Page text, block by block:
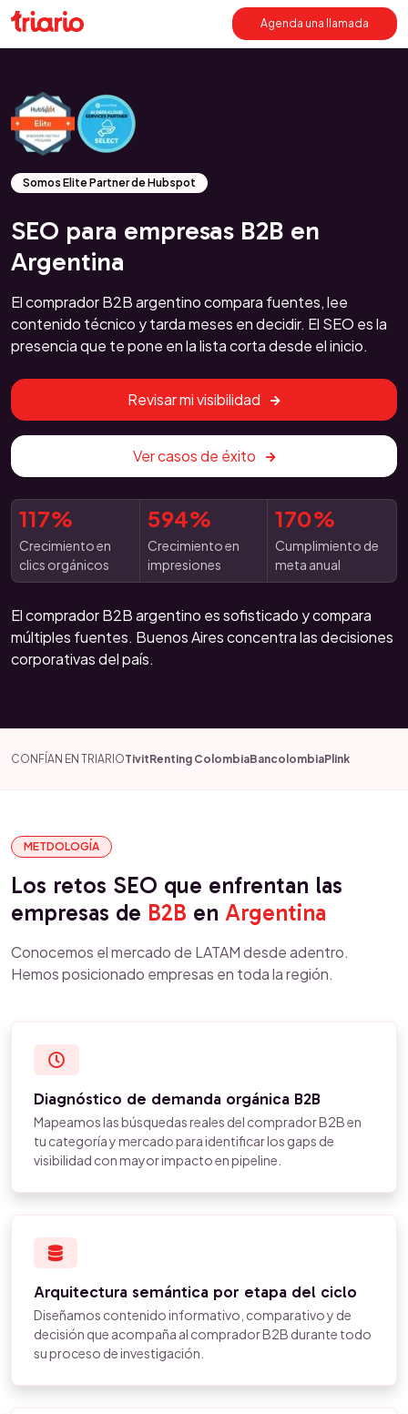
Agenda una llamada
Somos Elite Partner de Hubspot
SEO para empresas B2B en
Argentina
El comprador B2B argentino compara fuentes, lee
contenido técnico y tarda meses en decidir. El SEO es la
presencia que te pone en la lista corta desde el inicio.
Revisar mi visibilidad
Ver casos de éxito
117%
Crecimiento en
clics orgánicos
594%
Crecimiento en
impresiones
170%
Cumplimiento de
meta anual
El comprador B2B argentino es sofisticado y compara
múltiples fuentes. Buenos Aires concentra las decisiones
corporativas del país.
CONFÍAN EN TRIARIOTivitRenting ColombiaBancolombiaPlink
METDOLOGÍA
Los retos SEO que enfrentan las
empresas de B2B en Argentina
Conocemos el mercado de LATAM desde adentro.
Hemos posicionado empresas en toda la región.
Diagnóstico de demanda orgánica B2B
Mapeamos las búsquedas reales del comprador B2B en
tu categoría y mercado para identificar los gaps de
visibilidad con mayor impacto en pipeline.
Arquitectura semántica por etapa del ciclo
Diseñamos contenido informativo, comparativo y de
decisión que acompaña al comprador B2B durante todo
su proceso de investigación.